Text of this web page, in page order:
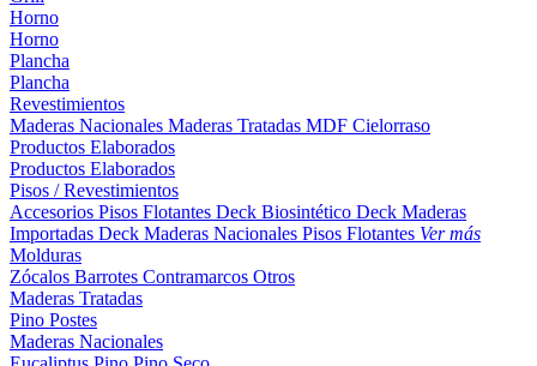
Horno
Horno
Plancha
Plancha
Revestimientos
Maderas Nacionales Maderas Tratadas MDF Cielorraso
Productos Elaborados
Productos Elaborados
Pisos / Revestimientos
Accesorios Pisos Flotantes Deck Biosintético Deck Maderas
Importadas Deck Maderas Nacionales Pisos Flotantes Ver más
Molduras
Zócalos Barrotes Contramarcos Otros
Maderas Tratadas
Pino Postes
Maderas Nacionales